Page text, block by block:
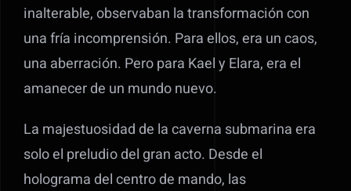
inalterable, observaban la transformación con
una fría incomprensión. Para ellos, era un caos,
una aberración. Pero para Kael y Elara, era el
amanecer de un mundo nuevo.
La majestuosidad de la caverna submarina era
solo el preludio del gran acto. Desde el
holograma del centro de mando, las